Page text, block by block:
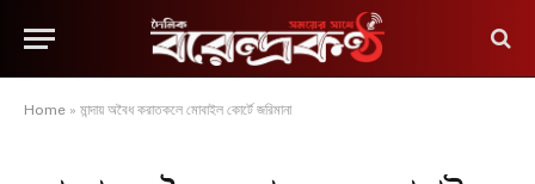
Home » মান্দায় অবৈধ করাতকলে মোবাইল কোর্টে জরিমানা